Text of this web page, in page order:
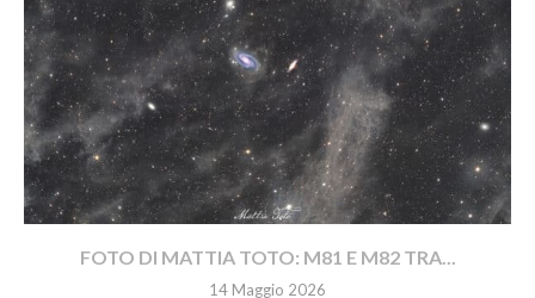
FOTO DI MATTIA TOTO: M81 E M82 TRA...
14 Maggio 2026